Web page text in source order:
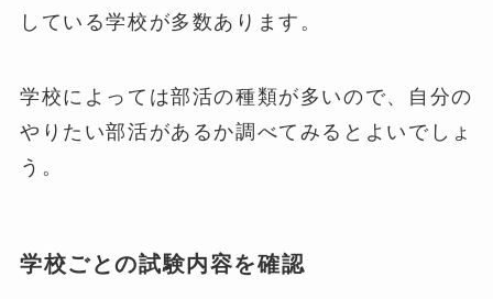
している学校が多数あります。
学校によっては部活の種類が多いので、自分の
やりたい部活があるか調べてみるとよいでしょ
う。
学校ごとの試験内容を確認